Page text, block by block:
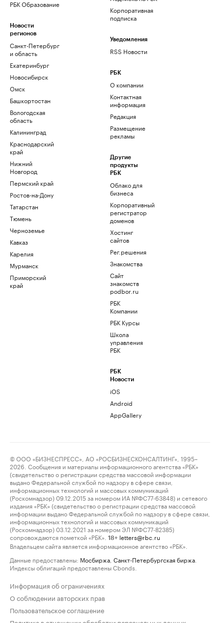
РБК Образование
Новости
регионов
Санкт-Петербург
и область
Екатеринбург
Новосибирск
Омск
Башкортостан
Вологодская
область
Калининград
Краснодарский
край
Нижний
Новгород
Пермский край
Ростов-на-Дону
Татарстан
Тюмень
Черноземье
Кавказ
Карелия
Мурманск
Приморский
край
Корпоративная
подписка
Уведомления
RSS Новости
РБК
О компании
Контактная
информация
Редакция
Размещение
рекламы
Другие
продукты
РБК
Облако для
бизнеса
Корпоративный
регистратор
доменов
Хостинг
сайтов
Рег.решения
Знакомства
Сайт
знакомств
podbor.ru
РБК
Компании
РБК Курсы
Школа
управления
РБК
РБК
Новости
iOS
Android
AppGallery
© ООО «БИЗНЕСПРЕСС», АО «РОСБИЗНЕСКОНСАЛТИНГ», 1995–
2026. Сообщения и материалы информационного агентства «РБК»
(свидетельство о регистрации средства массовой информации
выдано Федеральной службой по надзору в сфере связи,
информационных технологий и массовых коммуникаций
(Роскомнадзор) 09.12.2015 за номером ИА №ФС77-63848) и сетевого
издания «РБК» (свидетельство о регистрации средства массовой
информации выдано Федеральной службой по надзору в сфере связи,
информационных технологий и массовых коммуникаций
(Роскомнадзор) 03.12.2021 за номером ЭЛ №ФС77-82385)
сопровождаются пометкой «РБК».
18+ letters@rbc.ru
Владельцем сайта является информационное агентство «РБК».
Данные предоставлены: Мосбиржа Санкт-Петербургская биржа
Индексы облигаций предоставлены Cbonds.
Информация об ограничениях
О соблюдении авторских прав
Пользовательское соглашение